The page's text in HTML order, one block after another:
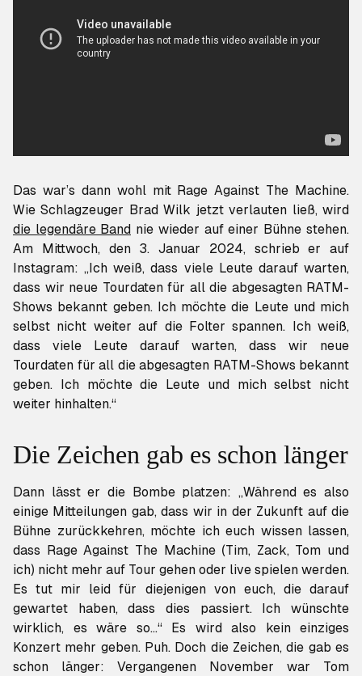
Das war’s dann wohl mit Rage Against The Machine.
Wie Schlagzeuger Brad Wilk jetzt verlauten ließ, wird
die legendäre Band nie wieder auf einer Bühne stehen.
Am Mittwoch, den 3. Januar 2024, schrieb er auf
Instagram: „Ich weiß, dass viele Leute darauf warten,
dass wir neue Tourdaten für all die abgesagten RATM-
Shows bekannt geben. Ich möchte die Leute und mich
selbst nicht weiter auf die Folter spannen. Ich weiß,
dass viele Leute darauf warten, dass wir neue
Tourdaten für all die abgesagten RATM-Shows bekannt
geben. Ich möchte die Leute und mich selbst nicht
weiter hinhalten.“
Die Zeichen gab es schon länger
Dann lässt er die Bombe platzen: „Während es also
einige Mitteilungen gab, dass wir in der Zukunft auf die
Bühne zurückkehren, möchte ich euch wissen lassen,
dass Rage Against The Machine (Tim, Zack, Tom und
ich) nicht mehr auf Tour gehen oder live spielen werden.
Es tut mir leid für diejenigen von euch, die darauf
gewartet haben, dass dies passiert. Ich wünschte
wirklich, es wäre so…“ Es wird also kein einziges
Konzert mehr geben. Puh. Doch die Zeichen, die gab es
schon länger: Vergangenen November war Tom